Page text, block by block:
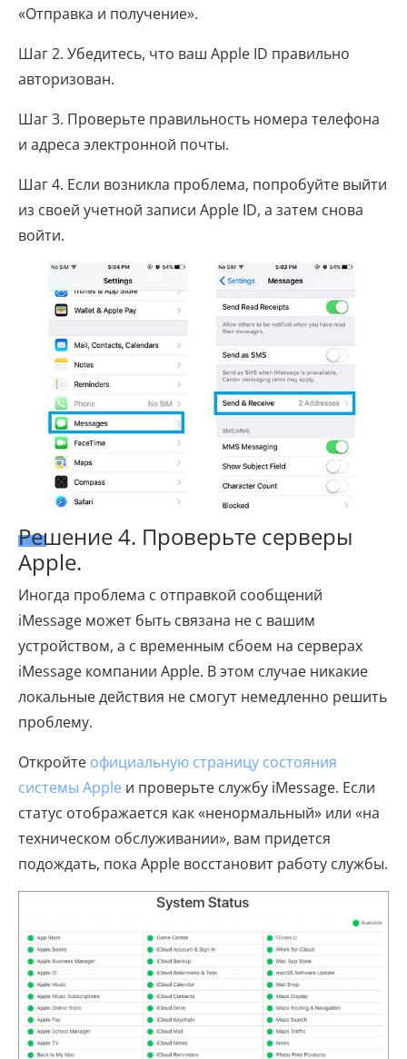
«Отправка и получение».
Шаг 2. Убедитесь, что ваш Apple ID правильно
авторизован.
Шаг 3. Проверьте правильность номера телефона
и адреса электронной почты.
Шаг 4. Если возникла проблема, попробуйте выйти
из своей учетной записи Apple ID, а затем снова
войти.
Решение 4. Проверьте серверы
Apple.
Иногда проблема с отправкой сообщений
iMessage может быть связана не с вашим
устройством, а с временным сбоем на серверах
iMessage компании Apple. В этом случае никакие
локальные действия не смогут немедленно решить
проблему.
Откройте официальную страницу состояния
системы Apple и проверьте службу iMessage. Если
статус отображается как «ненормальный» или «на
техническом обслуживании», вам придется
подождать, пока Apple восстановит работу службы.